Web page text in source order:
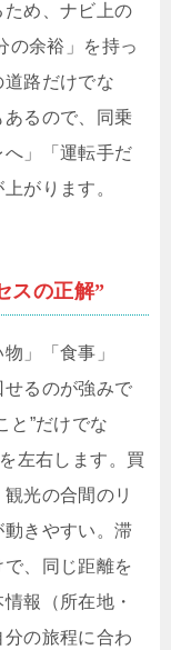
め、ナビ上の
の余裕」を持っ
路だけでな
あるので、同乗
」「運転手だ
がります。
スの正解”
」「食事」
せるのが強みで
と”だけでな
左右します。買
光の合間のリ
きやすい。滞
、同じ距離を
報（所在地・
の旅程に合わ